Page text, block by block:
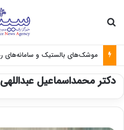
دکتر محمداسماعیل عبداللهی